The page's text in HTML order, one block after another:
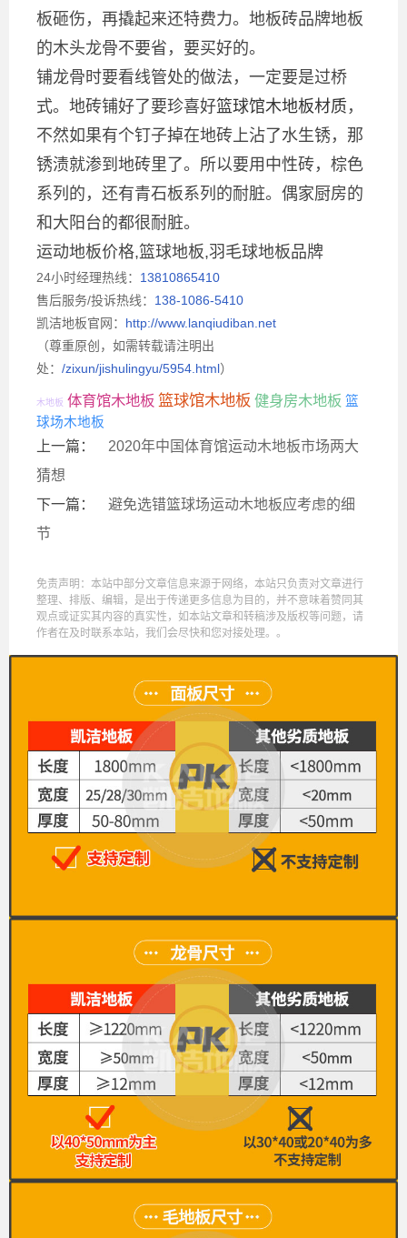
板砸伤，再撬起来还特费力。地板砖品牌地板
的木头龙骨不要省，要买好的。
铺龙骨时要看线管处的做法，一定要是过桥
式。地砖铺好了要珍喜好篮球馆木地板材质 ，
不然如果有个钉子掉在地砖上沾了水生锈，那
锈渍就渗到地砖里了。所以要用中性砖，棕色
系列的，还有青石板系列的耐脏。偶家厨房的
和大阳台的都很耐脏。
运动地板价格,篮球地板,羽毛球地板品牌
24小时经理热线： 13810865410
售后服务/投诉热线： 138-1086-5410
凯洁地板官网： http://www.lanqiudiban.net
（尊重原创，如需转载请注明出
处： /zixun/jishulingyu/5954.html）
木地板 体育馆木地板 篮球馆木地板 健身房木地板 篮
球场木地板
上一篇：
2020年中国体育馆运动木地板市场两大
猜想
下一篇：
避免选错篮球场运动木地板应考虑的细
节
免责声明：本站中部分文章信息来源于网络，本站只负责对文章进行
整理、排版、编辑，是出于传递更多信息为目的，并不意味着赞同其
观点或证实其内容的真实性，如本站文章和转稿涉及版权等问题，请
作者在及时联系本站，我们会尽快和您对接处理。。